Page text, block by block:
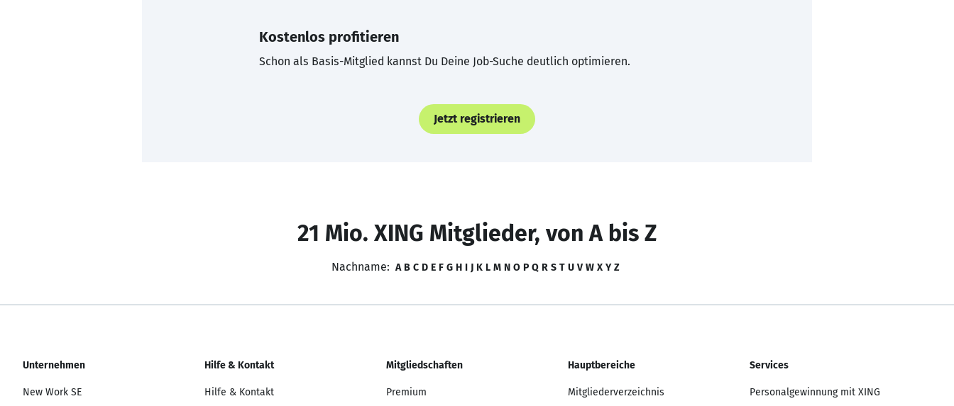
Kostenlos profitieren
Schon als Basis-Mitglied kannst Du Deine Job-Suche deutlich optimieren.
Jetzt registrieren
21 Mio. XING Mitglieder, von A bis Z
Nachname: A B C D E F G H I J K L M N O P Q R S T U V W X Y Z
Unternehmen
New Work SE
Hilfe & Kontakt
Hilfe & Kontakt
Mitgliedschaften
Premium
Hauptbereiche
Mitgliederverzeichnis
Services
Personalgewinnung mit XING